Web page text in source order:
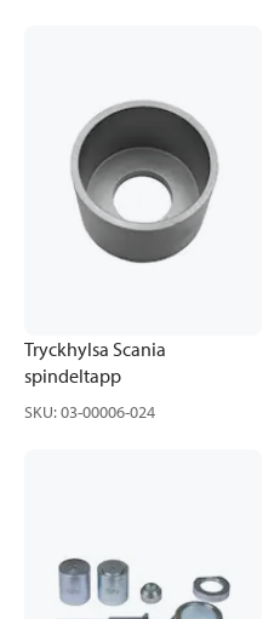
Tryckhylsa Scania
spindeltapp
SKU:03-00006-024